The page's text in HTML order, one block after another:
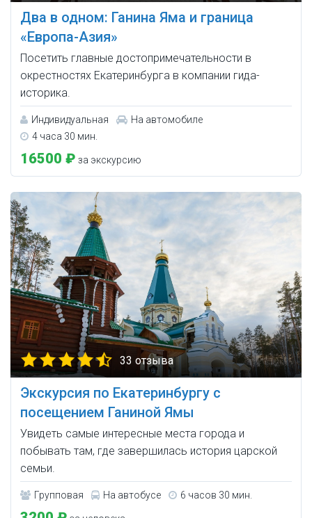
Два в одном: Ганина Яма и граница
«Европа-Азия»
Посетить главные достопримечательности в
окрестностях Екатеринбурга в компании гида-
историка.
Индивидуальная
На автомобиле
4 часа 30 мин.
16500 ₽ за экскурсию
33 отзыва
Экскурсия по Екатеринбургу с
посещением Ганиной Ямы
Увидеть самые интересные места города и
побывать там, где завершилась история царской
семьи.
Групповая На автобусе 6 часов 30 мин.